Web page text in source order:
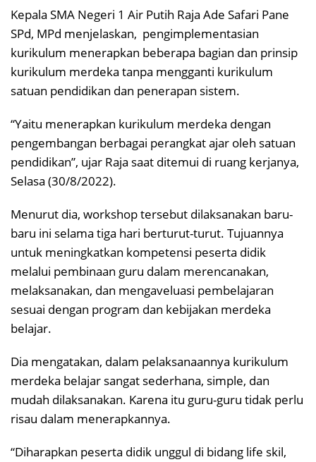
Kepala SMA Negeri 1 Air Putih Raja Ade Safari Pane
SPd, MPd menjelaskan, pengimplementasian
kurikulum menerapkan beberapa bagian dan prinsip
kurikulum merdeka tanpa mengganti kurikulum
satuan pendidikan dan penerapan sistem.
“Yaitu menerapkan kurikulum merdeka dengan
pengembangan berbagai perangkat ajar oleh satuan
pendidikan”, ujar Raja saat ditemui di ruang kerjanya,
Selasa (30/8/2022).
Menurut dia, workshop tersebut dilaksanakan baru-
baru ini selama tiga hari berturut-turut. Tujuannya
untuk meningkatkan kompetensi peserta didik
melalui pembinaan guru dalam merencanakan,
melaksanakan, dan mengaveluasi pembelajaran
sesuai dengan program dan kebijakan merdeka
belajar.
Dia mengatakan, dalam pelaksanaannya kurikulum
merdeka belajar sangat sederhana, simple, dan
mudah dilaksanakan. Karena itu guru-guru tidak perlu
risau dalam menerapkannya.
“Diharapkan peserta didik unggul di bidang life skil,